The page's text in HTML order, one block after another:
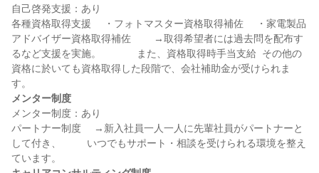
自己啓発支援：あり
各種資格取得支援 　・フォトマスター資格取得補佐 　・家電製品
アドバイザー資格取得補佐 　　→取得希望者には過去問を配布す
るなど支援を実施。 　　　 また、資格取得時手当支給  その他の
資格に於いても資格取得した段階で、会社補助金が受けられま
メンター制度
メンター制度：あり
パートナー制度 　→新入社員一人一人に先輩社員がパートナーと
して付き、 　　 いつでもサポート・相談を受けられる環境を整え